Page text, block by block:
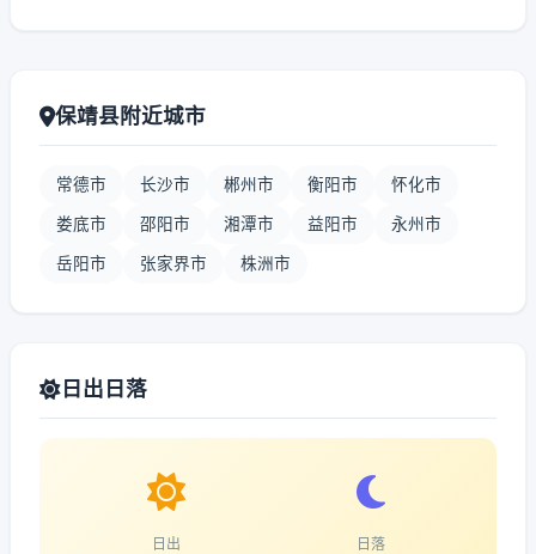
保靖县附近城市
常德市 长沙市 郴州市 衡阳市 怀化市
娄底市 邵阳市 湘潭市 益阳市 永州市
岳阳市 张家界市 株洲市
日出日落
日出 日落